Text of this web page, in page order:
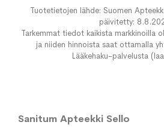
Tuotetietojen lähde: Suomen
päivitetty:
Tarkemmat tiedot kaikista markkinoilla
ja niiden hinnoista saat ottamalla
Lääkehaku-palvelusta
Sanitum Apteekki Sello